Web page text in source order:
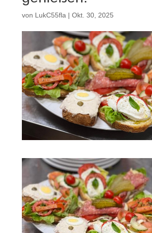
von LukC55fla | Okt. 30, 2025